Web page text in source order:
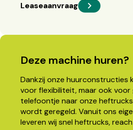
Leaseaanvraag
Deze machine huren?
Dankzij onze huurconstructies
voor flexibiliteit, maar ook voor
telefoontje naar onze
wordt geregeld. Vanuit ons
leveren wij snel heftrucks,